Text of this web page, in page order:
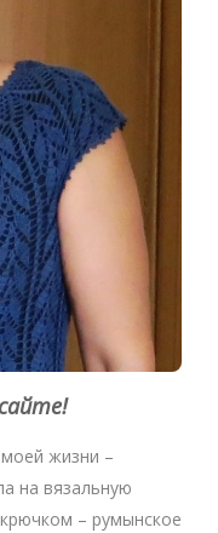
жизни –
на вязальную
– румынское